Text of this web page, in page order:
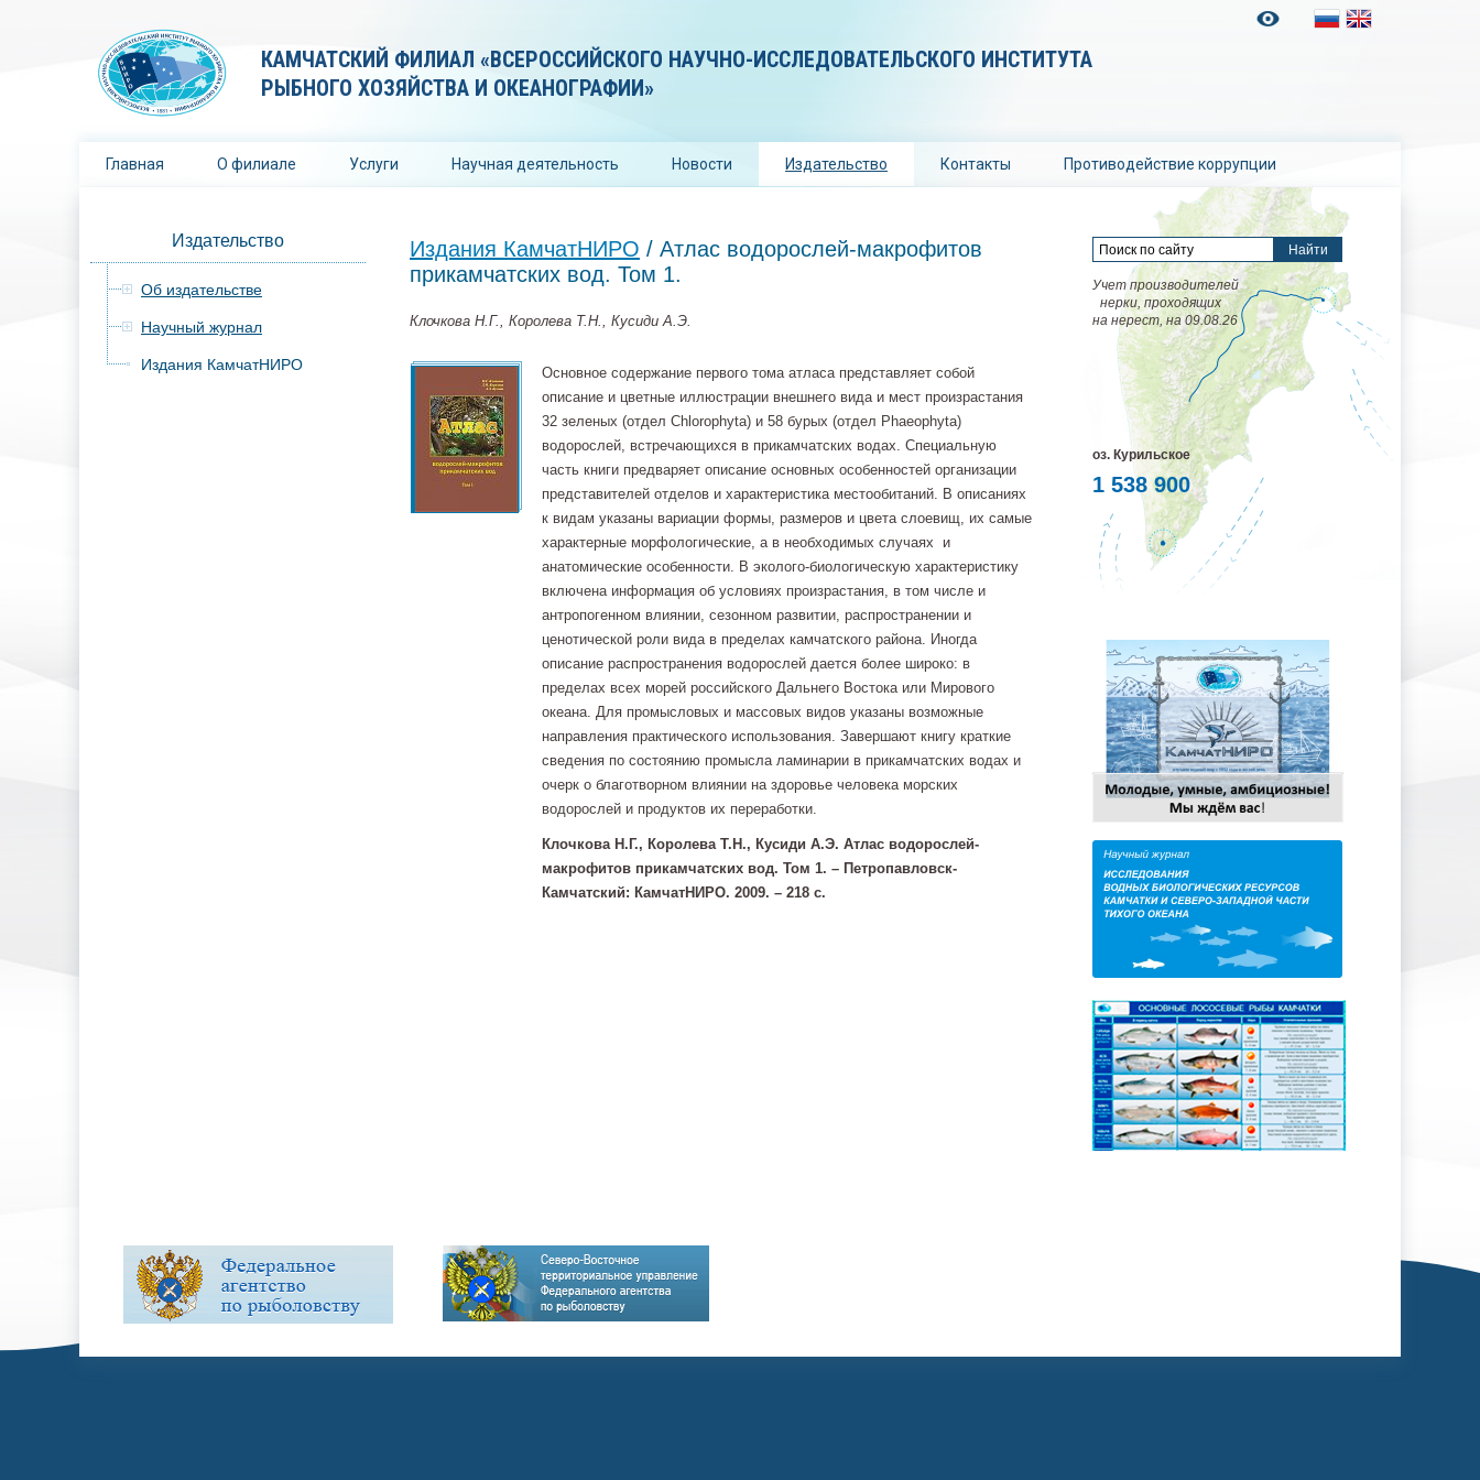
КАМЧАТСКИЙ ФИЛИАЛ «ВСЕРОССИЙСКОГО НАУЧНО-ИССЛЕДОВАТЕЛЬСКОГО ИНСТИТУТА
РЫБНОГО ХОЗЯЙСТВА И ОКЕАНОГРАФИИ»
Главная О филиале Услуги Научная деятельность Новости Издательство Контакты Противодействие коррупции
Издательство
Об издательстве
Научный журнал
Издания КамчатНИРО
Издания КамчатНИРО / Атлас водорослей-макрофитов
прикамчатских вод. Том 1.
Клочкова Н.Г., Королева Т.Н., Кусиди А.Э.
Основное содержание первого тома атласа представляет собой
описание и цветные иллюстрации внешнего вида и мест произрастания
32 зеленых (отдел Chlorophyta) и 58 бурых (отдел Phaeophyta)
водорослей, встречающихся в прикамчатских водах. Специальную
часть книги предваряет описание основных особенностей организации
представителей отделов и характеристика местообитаний. В описаниях
к видам указаны вариации формы, размеров и цвета слоевищ, их самые
характерные морфологические, а в необходимых случаях и
анатомические особенности. В эколого-биологическую характеристику
включена информация об условиях произрастания, в том числе и
антропогенном влиянии, сезонном развитии, распространении и
ценотической роли вида в пределах камчатского района. Иногда
описание распространения водорослей дается более широко: в
пределах всех морей российского Дальнего Востока или Мирового
океана. Для промысловых и массовых видов указаны возможные
направления практического использования. Завершают книгу краткие
сведения по состоянию промысла ламинарии в прикамчатских водах и
очерк о благотворном влиянии на здоровье человека морских
водорослей и продуктов их переработки.
Клочкова Н.Г., Королева Т.Н., Кусиди А.Э. Атлас водорослей-
макрофитов прикамчатских вод. Том 1. – Петропавловск-
Камчатский: КамчатНИРО. 2009. – 218 с.
Учет производителей
нерки, проходящих
на нерест, на 09.08.26
оз. Курильское
1 538 900